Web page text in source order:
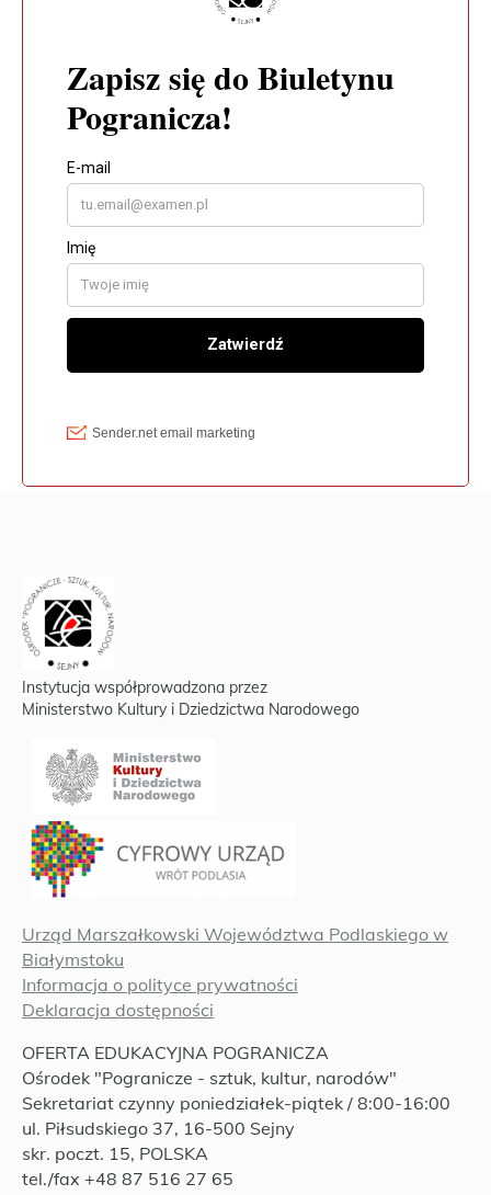
Instytucja współprowadzona przez
Ministerstwo Kultury i Dziedzictwa Narodowego
Urząd Marszałkowski Województwa Podlaskiego w
Białymstoku
Informacja o polityce prywatności
Deklaracja dostępności
OFERTA EDUKACYJNA POGRANICZA
Ośrodek "Pogranicze - sztuk, kultur, narodów"
Sekretariat czynny poniedziałek-piątek / 8:00-16:00
ul. Piłsudskiego 37, 16-500 Sejny
skr. poczt. 15, POLSKA
tel./fax +48 87 516 27 65